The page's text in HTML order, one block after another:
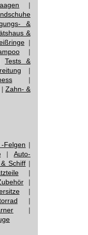
|
&
&
|
|
Tests &
|
|
Zahn- &
Felgen |
| Auto-
Schiff |
|
|
|
|
|